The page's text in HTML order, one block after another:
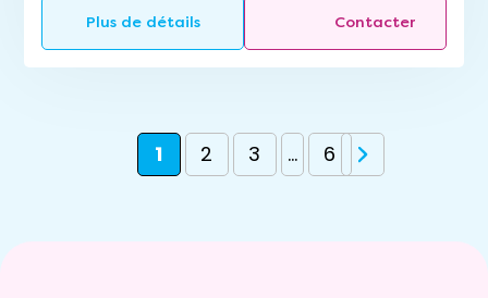
Plus de détails Contacter
1 2 3 ... 6